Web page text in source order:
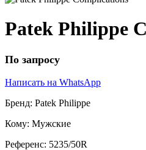
Patek Philippe
По запросу
Написать на WhatsApp
Бренд: Patek Philippe
Кому: Мужские
Референс: 5235/50R